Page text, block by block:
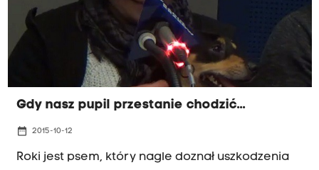
Gdy nasz pupil przestanie chodzić...
date_range 2015-10-12
Roki jest psem, który nagle doznał uszkodzenia